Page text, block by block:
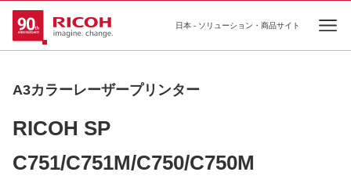
日本 - ソリューション・商品サイト
A3カラーレーザープリンター
RICOH SP
C751/C751M/C750/C750M